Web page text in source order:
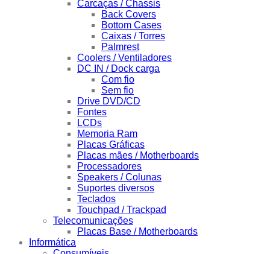
Carcaças / Chassis
Back Covers
Bottom Cases
Caixas / Torres
Palmrest
Coolers / Ventiladores
DC IN / Dock carga
Com fio
Sem fio
Drive DVD/CD
Fontes
LCDs
Memoria Ram
Placas Gráficas
Placas mães / Motherboards
Processadores
Speakers / Colunas
Suportes diversos
Teclados
Touchpad / Trackpad
Telecomunicações
Placas Base / Motherboards
Informática